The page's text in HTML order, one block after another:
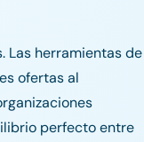
Las herramientas de
ofertas al
perfecto entre